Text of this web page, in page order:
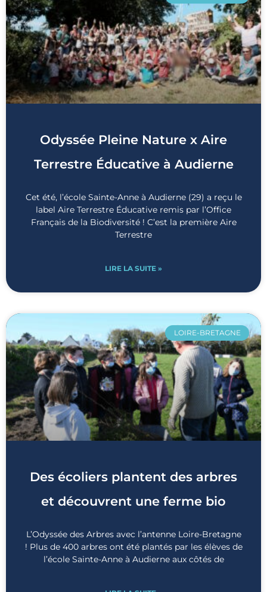
Odyssée Pleine Nature x Aire
Terrestre Éducative à Audierne
Cet été, l’école Sainte-Anne à Audierne (29) a reçu le
label Aire Terrestre Éducative remis par l’Office
Français de la Biodiversité ! C’est la première Aire
Terrestre
LIRE LA SUITE »
LOIRE-BRETAGNE
Des écoliers plantent des arbres
et découvrent une ferme bio
L’Odyssée des Arbres avec l’antenne Loire-Bretagne
! Plus de 400 arbres ont été plantés par les élèves de
l’école Sainte-Anne à Audierne aux côtés de